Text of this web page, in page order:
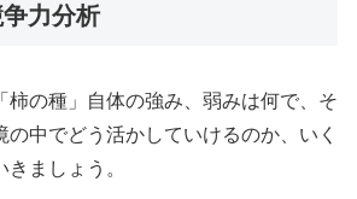
力分析
柿の種」自体の強み、弱みは何で、そ
の中でどう活かしていけるのか、いく
ましょう。